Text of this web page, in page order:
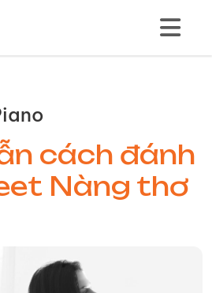
cách đánh
Nàng thơ